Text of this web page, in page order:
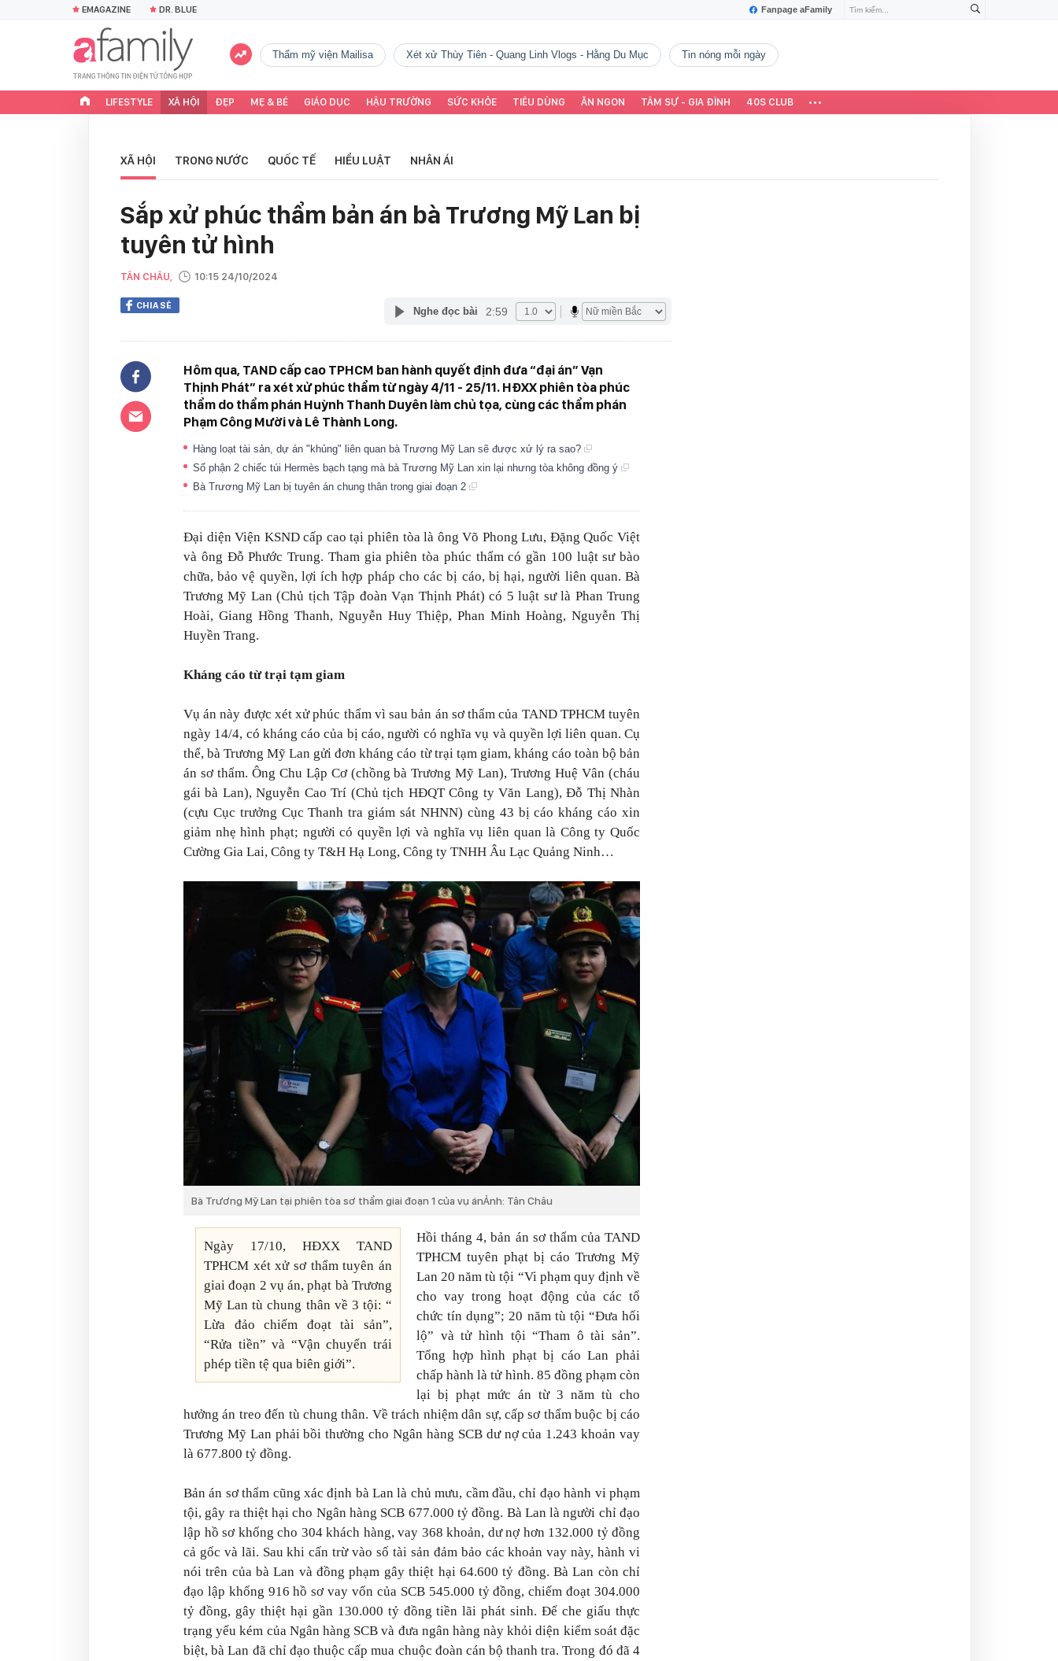
Fanpage aFamily
EMAGAZINE DR. BLUE
Thẩm mỹ viện Mailisa Xét xử Thùy Tiên - Quang Linh Vlogs - Hằng Du Mục tin nóng mỗi ngày
LIFESTYLE XÃ HỘI ĐẸP MẸ & BÉ GIÁO DỤC HẬU TRƯỜNG SỨC KHỎE TIÊU DÙNG ĂN NGON TÂM SỰ - GIA ĐÌNH 40S CLUB
XÃ HỘI TRONG NƯỚC QUỐC TẾ HIỂU LUẬT NHÂN ÁI
Sắp xử phúc thẩm bản án bà Trương Mỹ Lan bị
tuyên tử hình
TÂN CHÂU, 10:15 24/10/2024
CHIA SẺ Nghe đọc bài 2:59
Hôm qua, TAND cấp cao TPHCM ban hành quyết định đưa “đại án” Vạn
Thịnh Phát” ra xét xử phúc thẩm từ ngày 4/11 - 25/11. HĐXX phiên tòa phúc
thẩm do thẩm phán Huỳnh Thanh Duyên làm chủ tọa, cùng các thẩm phán
Phạm Công Mười và Lê Thành Long.
Hàng loạt tài sản, dự án "khủng" liên quan bà Trương Mỹ Lan sẽ được xử lý ra sao?
Số phận 2 chiếc túi Hermès bạch tạng mà bà Trương Mỹ Lan xin lại nhưng tòa không đồng ý
Bà Trương Mỹ Lan bị tuyên án chung thân trong giai đoạn 2
Đại diện Viện KSND cấp cao tại phiên tòa là ông Võ Phong Lưu, Đặng Quốc Việt
và ông Đỗ Phước Trung. Tham gia phiên tòa phúc thẩm có gần 100 luật sư bào
chữa, bảo vệ quyền, lợi ích hợp pháp cho các bị cáo, bị hại, người liên quan. Bà
Trương Mỹ Lan (Chủ tịch Tập đoàn Vạn Thịnh Phát) có 5 luật sư là Phan Trung
Hoài, Giang Hồng Thanh, Nguyễn Huy Thiệp, Phan Minh Hoàng, Nguyễn Thị
Huyền Trang.
Kháng cáo từ trại tạm giam
Vụ án này được xét xử phúc thẩm vì sau bản án sơ thẩm của TAND TPHCM tuyên
ngày 14/4, có kháng cáo của bị cáo, người có nghĩa vụ và quyền lợi liên quan. Cụ
thể, bà Trương Mỹ Lan gửi đơn kháng cáo từ trại tạm giam, kháng cáo toàn bộ bản
án sơ thẩm. Ông Chu Lập Cơ (chồng bà Trương Mỹ Lan), Trương Huệ Vân (cháu
gái bà Lan), Nguyễn Cao Trí (Chủ tịch HĐQT Công ty Văn Lang), Đỗ Thị Nhàn
(cựu Cục trưởng Cục Thanh tra giám sát NHNN) cùng 43 bị cáo kháng cáo xin
giảm nhẹ hình phạt; người có quyền lợi và nghĩa vụ liên quan là Công ty Quốc
Cường Gia Lai, Công ty T&H Hạ Long, Công ty TNHH Âu Lạc Quảng Ninh…
Bà Trương Mỹ Lan tại phiên tòa sơ thẩm giai đoạn 1 của vụ ánẢnh: Tân Châu
Ngày 17/10, HĐXX TAND
TPHCM xét xử sơ thẩm tuyên án
giai đoạn 2 vụ án, phạt bà Trương
Mỹ Lan tù chung thân về 3 tội: “
Lừa đảo chiếm đoạt tài sản”,
“Rửa tiền” và “Vận chuyển trái
phép tiền tệ qua biên giới”.
Hồi tháng 4, bản án sơ thẩm của TAND
TPHCM tuyên phạt bị cáo Trương Mỹ
Lan 20 năm tù tội “Vi phạm quy định về
cho vay trong hoạt động của các tổ
chức tín dụng”; 20 năm tù tội “Đưa hối
lộ” và tử hình tội “Tham ô tài sản”.
Tổng hợp hình phạt bị cáo Lan phải
chấp hành là tử hình. 85 đồng phạm còn
lại bị phạt mức án từ 3 năm tù cho
hưởng án treo đến tù chung thân. Về trách nhiệm dân sự, cấp sơ thẩm buộc bị cáo
Trương Mỹ Lan phải bồi thường cho Ngân hàng SCB dư nợ của 1.243 khoản vay
là 677.800 tỷ đồng.
Bản án sơ thẩm cũng xác định bà Lan là chủ mưu, cầm đầu, chỉ đạo hành vi phạm
tội, gây ra thiệt hại cho Ngân hàng SCB 677.000 tỷ đồng. Bà Lan là người chỉ đạo
lập hồ sơ khống cho 304 khách hàng, vay 368 khoản, dư nợ hơn 132.000 tỷ đồng
cả gốc và lãi. Sau khi cấn trừ vào số tài sản đảm bảo các khoản vay này, hành vi
nói trên của bà Lan và đồng phạm gây thiệt hại 64.600 tỷ đồng. Bà Lan còn chỉ
đạo lập khống 916 hồ sơ vay vốn của SCB 545.000 tỷ đồng, chiếm đoạt 304.000
tỷ đồng, gây thiệt hại gần 130.000 tỷ đồng tiền lãi phát sinh. Để che giấu thực
trạng yếu kém của Ngân hàng SCB và đưa ngân hàng này khỏi diện kiểm soát đặc
biệt, bà Lan đã chỉ đạo thuộc cấp mua chuộc đoàn cán bộ thanh tra. Trong đó đã 4